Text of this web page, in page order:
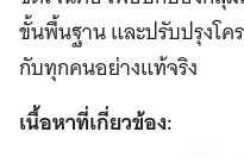
ขั้นพื้นฐาน และปรับปรุงโค
กับทุกคนอย่างแท้จริง
เนื้อหาที่เกี่ยวข้อง: